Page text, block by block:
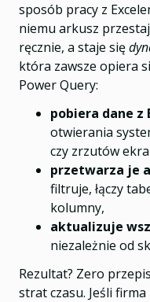
sposób pracy z
niemu arkusz
ręcznie, a staje się
która zawsze opiera
Power Query:
pobiera dane z
otwierania
czy zrzutów
przetwarza je
filtruje, łączy
kolumny,
aktualizuje
niezależnie od
Rezultat? Zero
strat czasu. Jeśli